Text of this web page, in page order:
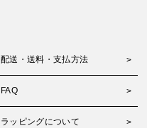
配送・送料・支払方法
FAQ
ラッピングについて